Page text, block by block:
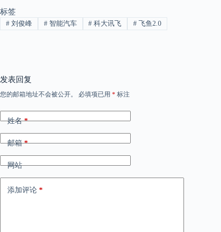
标签
#刘俊峰 #智能汽车 # 科大讯飞 # 飞鱼2.0
发表回复
您的邮箱地址不会被公开。 必填项已用 * 标注
姓名*
邮箱*
网站
添加评论 *